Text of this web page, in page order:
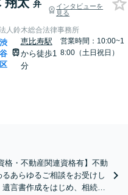
弁
インタビューを
見る
人鈴木総合法律事務所
渋
谷
区
恵比寿駅
から徒歩1
分
営業時間：10:00~1
8:00（土日祝日）
格・不動産関連資格有】不動
あらゆるご相談をお受けし
言書作成をはじめ、相続で